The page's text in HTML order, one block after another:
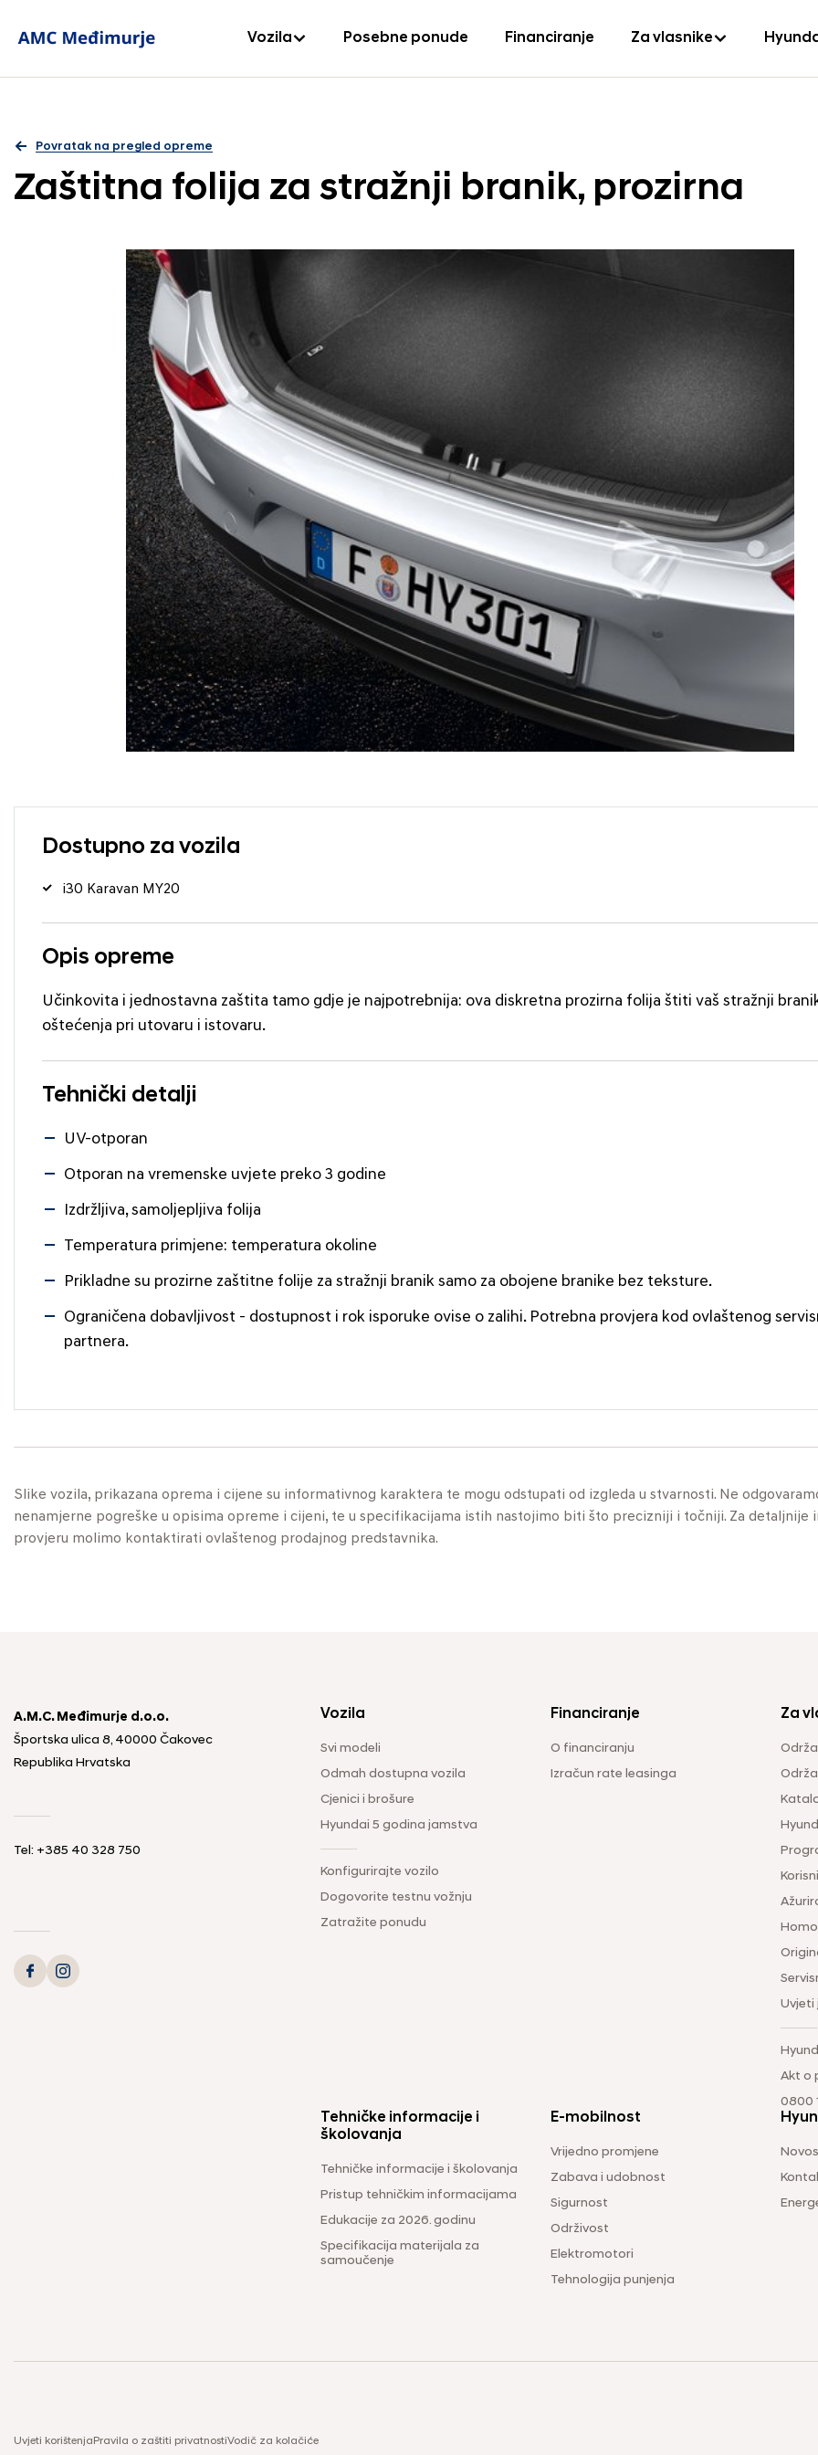
Vozila Posebne ponude Financiranje Za vlasnike
Povratak na pregled opreme
Zaštitna folija za stražnji branik, prozirna
Dostupno za vozila
i30 Karavan MY20
Opis opreme
Učinkovita i jednostavna zaštita tamo gdje je najpotrebnija: ova diskretna prozirna folija štiti vaš stražnji
oštećenja pri utovaru i istovaru.
Tehnički detalji
UV-otporan
Otporan na vremenske uvjete preko 3 godine
Izdržljiva, samoljepljiva folija
Temperatura primjene: temperatura okoline
Prikladne su prozirne zaštitne folije za stražnji branik samo za obojene branike bez teksture.
Ograničena dobavljivost - dostupnost i rok isporuke ovise o zalihi. Potrebna provjera kod ovlaštenog
partnera.
Slike vozila, prikazana oprema i cijene su informativnog karaktera te mogu odstupati od izgleda u stvarnosti. Ne
nenamjerne pogreške u opisima opreme i cijeni, te u specifikacijama istih nastojimo biti što precizniji i točniji. Za detaljnije
provjeru molimo kontaktirati ovlaštenog prodajnog predstavnika.
A.M.C. Međimurje d.o.o.
Športska ulica 8, 40000 Čakovec
Republika Hrvatska
Tel: +385 40 328 750
Vozila
Svi modeli
Odmah dostupna vozila
Cjenici i brošure
Hyundai 5 godina jamstva
Konfigurirajte vozilo
Dogovorite testnu vožnju
Zatražite ponudu
Financiranje
O financiranju
Izračun rate leasinga
Za
Uvjeti
Akt o
0800
Tehničke informacije i
školovanja
Tehničke informacije i školovanja
Pristup tehničkim informacijama
Edukacije za 2026. godinu
Specifikacija materijala za
samoučenje
E-mobilnost
Vrijedno promjene
Zabava i udobnost
Sigurnost
Održivost
Elektromotori
Tehnologija punjenja
Uvjeti korištenja Pravila o zaštiti privatnostiVodič za kolačiće